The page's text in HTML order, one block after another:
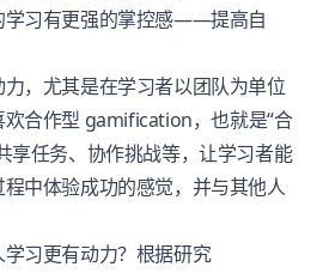
学习有更强的掌控感——提高自
，尤其是在学习者以团队为单位
合作型 gamification，也就是“合
享任务、协作挑战等，让学习者能
中体验成功的感觉，并与其他人
习更有动力？根据研究